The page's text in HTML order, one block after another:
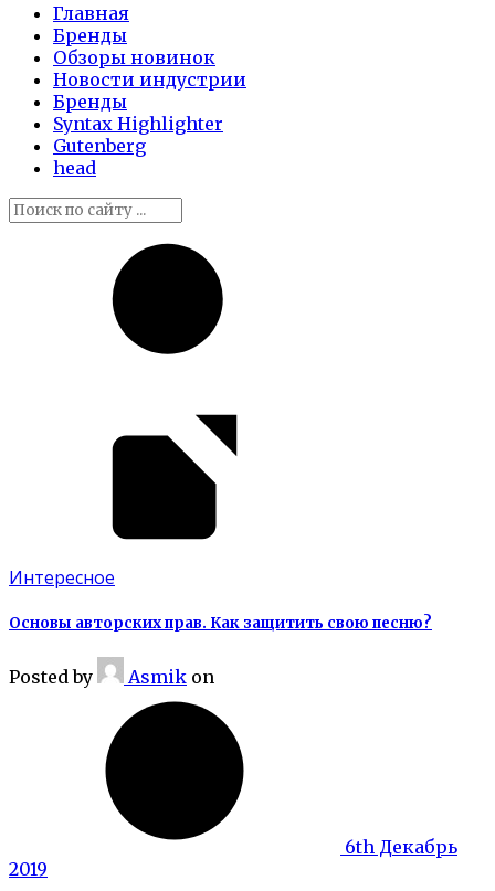
Главная
Бренды
Обзоры новинок
Новости индустрии
Бренды
Syntax Highlighter
Gutenberg
head
Интересное
Основы авторских прав. Как защитить свою песню?
Postedby Asmik on
6th Декабрь
2019